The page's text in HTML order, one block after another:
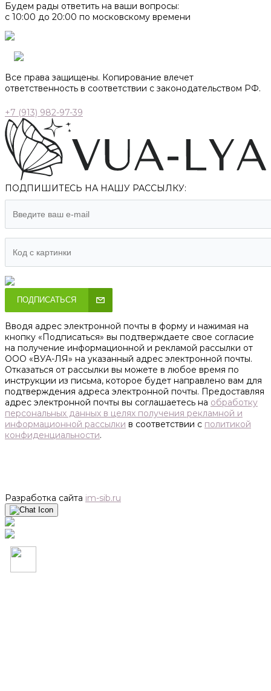
Будем рады ответить на ваши вопросы:
с 10:00 до 20:00 по московскому времени
Все права защищены. Копирование влечет
ответственность в соответствии с законодательством РФ.
+7 (913) 982-97-39
ПОДПИШИТЕСЬ НА НАШУ РАССЫЛКУ:
ПОДПИСАТЬСЯ
Вводя адрес электронной почты в форму и нажимая на
кнопку «Подписаться» вы подтверждаете свое согласие
на получение информационной и рекламой рассылки от
ООО «ВУА-ЛЯ» на указанный адрес электронной почты.
Отказаться от рассылки вы можете в любое время по
инструкции из письма, которое будет направлено вам для
подтверждения адреса электронной почты. Предоставляя
адрес электронной почты вы соглашаетесь на обработку
персональных данных в целях получения рекламной и
информационной рассылки в соответствии с политикой
конфиденциальности.
Разработка сайта im-sib.ru